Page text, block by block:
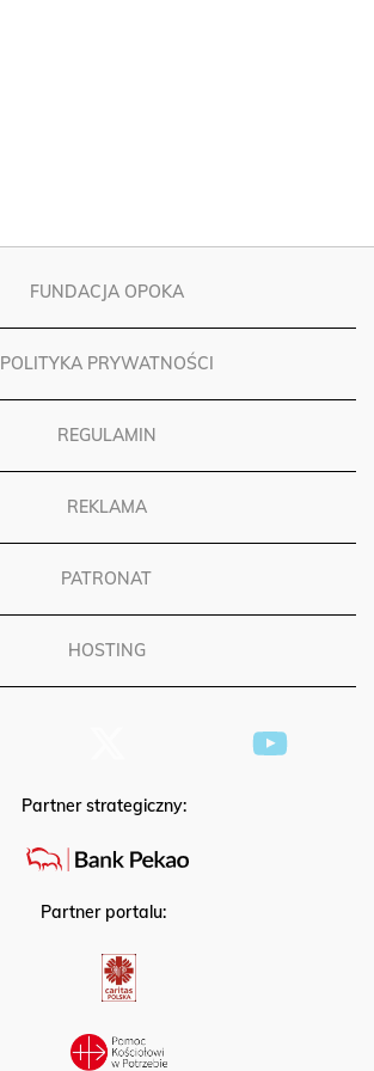
FUNDACJA OPOKA
POLITYKA PRYWATNOŚCI
REGULAMIN
REKLAMA
PATRONAT
HOSTING
Partner strategiczny:
Partner portalu: